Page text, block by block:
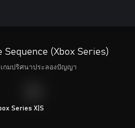
Sequence (Xbox Series)
เกมปริศนาประลองปัญญา
Series X|S